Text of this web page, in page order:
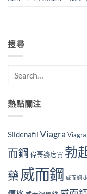
搜尋
熱點關注
Sildenafil Viagra
而鋼 偉哥邊度買 勃
藥 威而鋼 威而鋼